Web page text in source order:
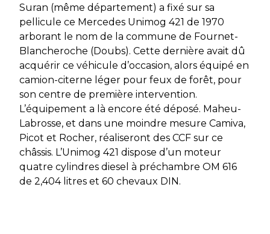
Suran (même département) a fixé sur sa
pellicule ce Mercedes Unimog 421 de 1970
arborant le nom de la commune de Fournet-
Blancheroche (Doubs). Cette dernière avait dû
acquérir ce véhicule d’occasion, alors équipé en
camion-citerne léger pour feux de forêt, pour
son centre de première intervention.
L’équipement a là encore été déposé. Maheu-
Labrosse, et dans une moindre mesure Camiva,
Picot et Rocher, réaliseront des CCF sur ce
châssis. L’Unimog 421 dispose d’un moteur
quatre cylindres diesel à préchambre OM 616
de 2,404 litres et 60 chevaux DIN.